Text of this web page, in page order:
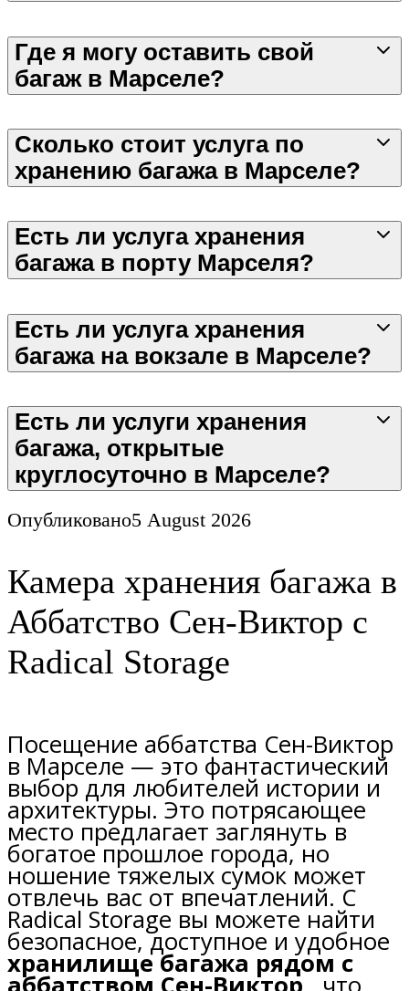
Где я могу оставить свой
багаж в Марселе?
Сколько стоит услуга по
хранению багажа в Марселе?
Есть ли услуга хранения
багажа в порту Марселя?
Есть ли услуга хранения
багажа на вокзале в Марселе?
Есть ли услуги хранения
багажа, открытые
круглосуточно в Марселе?
Опубликовано5 August 2026
Камера хранения багажа в
Аббатство Сен-Виктор с
Radical Storage
Посещение аббатства Сен-Виктор
в Марселе — это фантастический
выбор для любителей истории и
архитектуры. Это потрясающее
место предлагает заглянуть в
богатое прошлое города, но
ношение тяжелых сумок может
отвлечь вас от впечатлений. С
Radical Storage вы можете найти
безопасное, доступное и удобное
хранилище багажа рядом с